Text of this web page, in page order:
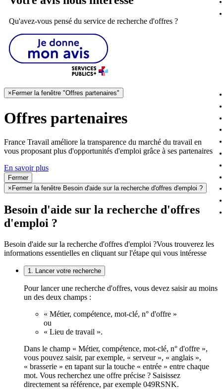
Qu'avez-vous pensé du service de recherche d'offres ?
× Fermer la fenêtre "Offres partenaires"
Offres partenaires
France Travail améliore la transparence du marché du travail en
vous proposant plus d'opportunités d'emploi grâce à ses partenaires
En savoir plus
Fermer
× Fermer la fenêtre Besoin d'aide sur la recherche d'offres d'emploi ?
Besoin d'aide sur la recherche d'offres
d'emploi ?
Besoin d'aide sur la recherche d'offres d'emploi ?Vous trouverez les
informations essentielles en cliquant sur l'étape qui vous intéresse
1. Lancer votre recherche
Pour lancer une recherche d'offres, vous devez saisir au moins
un des deux champs :
« Métier, compétence, mot-clé, n° d'offre »
ou
« Lieu de travail ».
Dans le champ « Métier, compétence, mot-clé, n° d'offre »,
vous pouvez saisir, par exemple, « serveur », « anglais »,
« brasserie » en tapant sur la touche « entrée » entre chaque
mot. Vous recherchez une offre précise ? Saisissez
directement sa référence, par exemple 049RSNK.